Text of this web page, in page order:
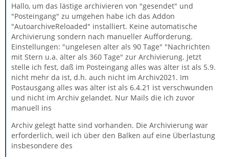
Hallo, um das lästige archivieren von "gesendet" und
"Posteingang" zu umgehen habe ich das Addon
"AutoarchiveReloaded" installiert. Keine automatische
Archivierung sondern nach manueller Aufforderung.
Einstellungen: "ungelesen alter als 90 Tage" "Nachrichten
mit Stern u.a. älter als 360 Tage" zur Archivierung. Jetzt
stelle ich fest, daß im Posteingang alles was älter ist als 5.9.
nicht mehr da ist, d.h. auch nicht im Archiv2021. Im
Postausgang alles was älter ist als 6.4.21 ist verschwunden
und nicht im Archiv gelandet. Nur Mails die ich zuvor
manuell ins
Archiv gelegt hatte sind vorhanden. Die Archivierung war
erforderlich, weil ich über den Balken auf eine Überlastung
insbesondere des